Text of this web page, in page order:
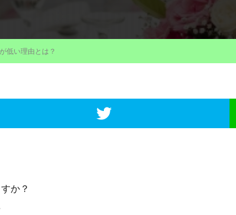
低い理由とは？
か？